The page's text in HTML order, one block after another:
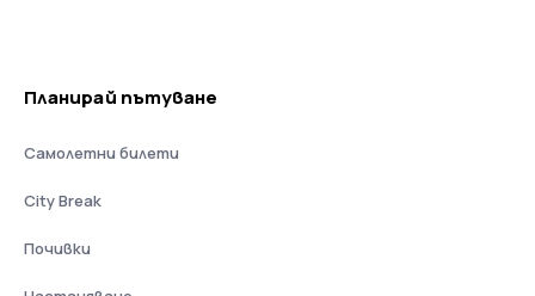
Планирай пътуване
Самолетни билети
City Break
Почивки